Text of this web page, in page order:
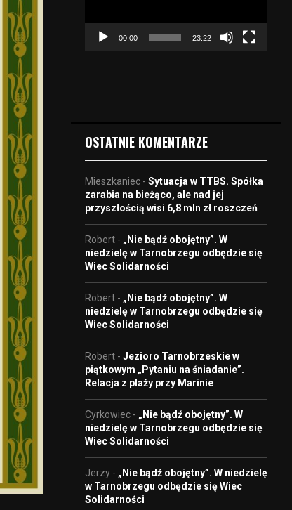
e
o
00:00 23:22
OSTATNIE KOMENTARZE
Mieszkaniec - Sytuacja w TTBS. Spółka
zarabia na bieżąco, ale nad jej
przyszłością wisi 6,8 mln zł roszczeń
Robert - „Nie bądź obojętny”. W
niedzielę w Tarnobrzegu odbędzie się
Wiec Solidarności
Robert - „Nie bądź obojętny”. W
niedzielę w Tarnobrzegu odbędzie się
Wiec Solidarności
Robert - Jezioro Tarnobrzeskie w
piątkowym „Pytaniu na śniadanie”.
Relacja z plaży przy Marinie
Cyrkowiec - „Nie bądź obojętny”. W
niedzielę w Tarnobrzegu odbędzie się
Wiec Solidarności
Jerzy - „Nie bądź obojętny”. W niedzielę
w Tarnobrzegu odbędzie się Wiec
Solidarności